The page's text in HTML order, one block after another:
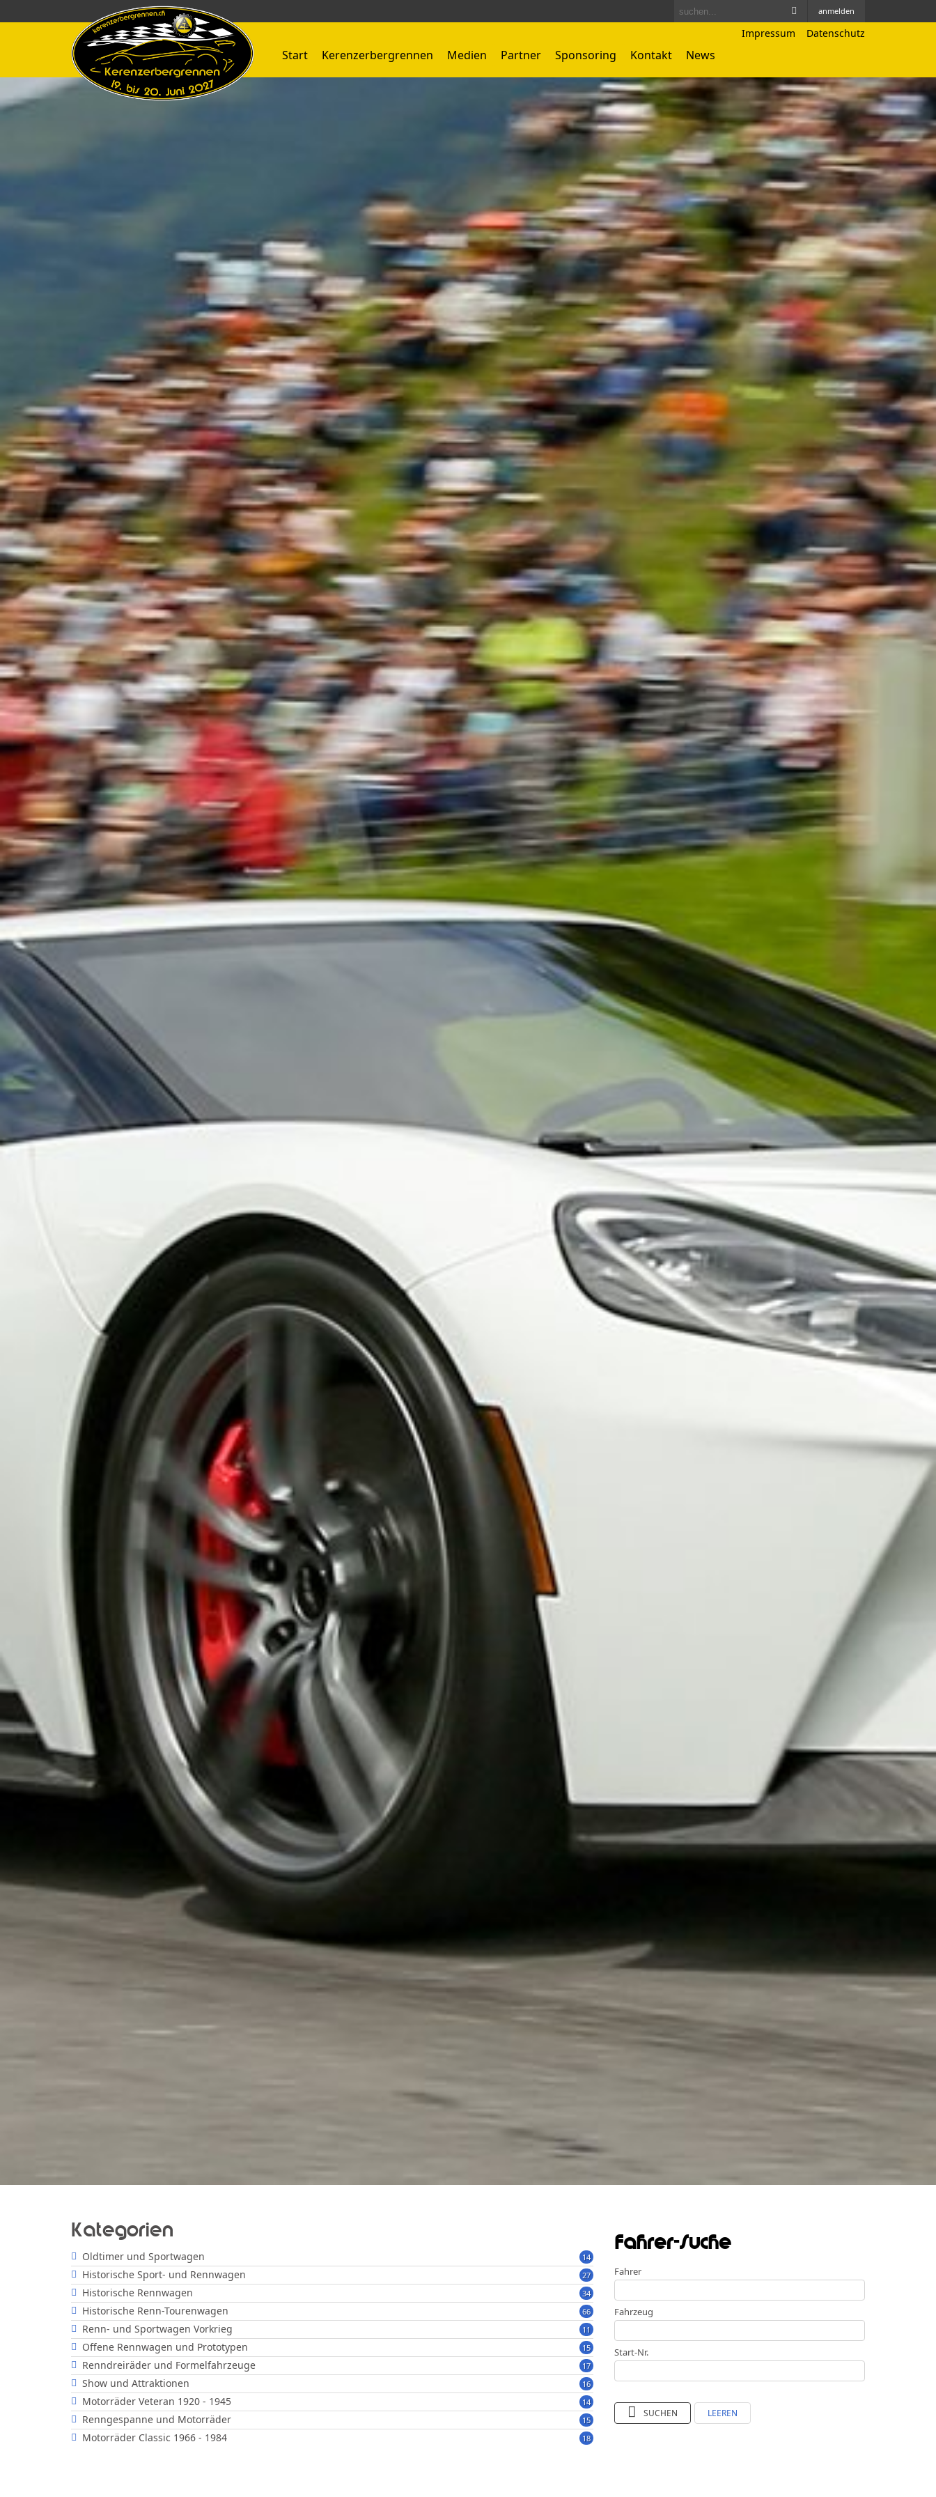
anmelden
Impressum Datenschutz
Start Kerenzerbergrennen Medien Partner Sponsoring Kontakt News
Kategorien
14
Oldtimer und Sportwagen
27
Historische Sport- und Rennwagen
34
Historische Rennwagen
66
Historische Renn-Tourenwagen
11
Renn- und Sportwagen Vorkrieg
15
Offene Rennwagen und Prototypen
17
Renndreiräder und Formelfahrzeuge
16
Show und Attraktionen
14
Motorräder Veteran 1920 - 1945
15
Renngespanne und Motorräder
18
Motorräder Classic 1966 - 1984
Fahrer-Suche
Fahrer
Fahrzeug
Start-Nr.
SUCHEN LEEREN